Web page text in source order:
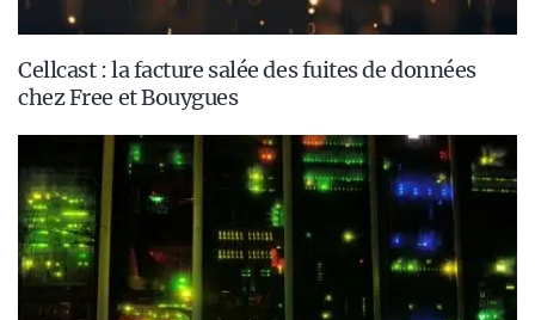
Cellcast : la facture salée des fuites de données
chez Free et Bouygues